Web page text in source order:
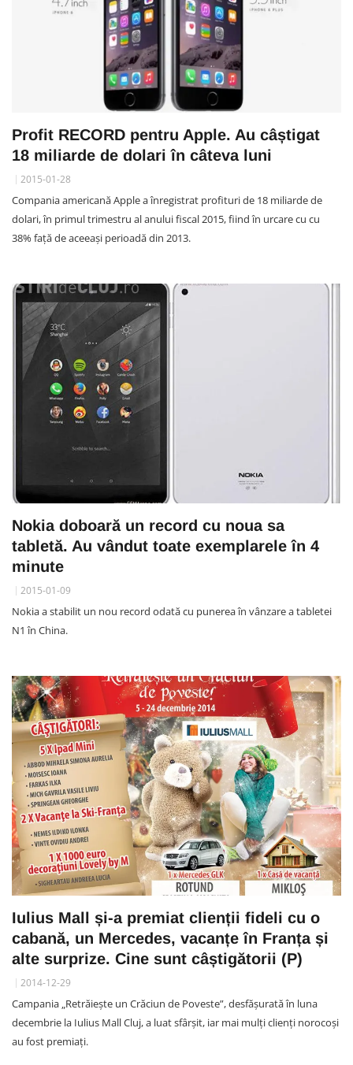
Profit RECORD pentru Apple. Au câștigat
18 miliarde de dolari în câteva luni
2015-01-28
Compania americană Apple a înregistrat profituri de 18 miliarde de
dolari, în primul trimestru al anului fiscal 2015, fiind în urcare cu cu
38% faţă de aceeaşi perioadă din 2013.
Nokia doboară un record cu noua sa
tabletă. Au vândut toate exemplarele în 4
minute
2015-01-09
Nokia a stabilit un nou record odată cu punerea în vânzare a tabletei
N1 în China.
Iulius Mall și-a premiat clienții fideli cu o
cabană, un Mercedes, vacanțe în Franța și
alte surprize. Cine sunt câștigătorii (P)
2014-12-29
Campania „Retrăieşte un Crăciun de Poveste”, desfăşurată în luna
decembrie la Iulius Mall Cluj, a luat sfârșit, iar mai mulți clienți norocoși
au fost premiați.